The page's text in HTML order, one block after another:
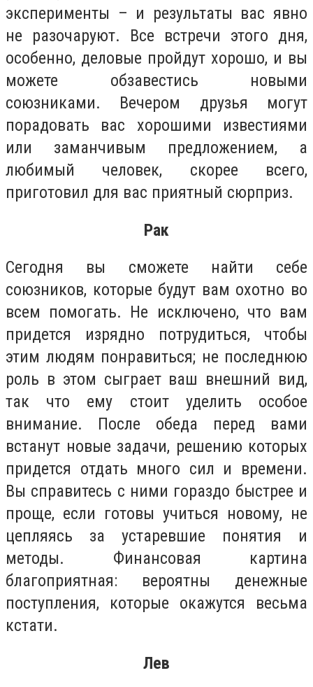
эксперименты – и результаты вас явно
не разочаруют. Все встречи этого дня,
особенно, деловые пройдут хорошо, и вы
можете обзавестись новыми
союзниками. Вечером друзья могут
порадовать вас хорошими известиями
или заманчивым предложением, а
любимый человек, скорее всего,
приготовил для вас приятный сюрприз.
Рак
Сегодня вы сможете найти себе
союзников, которые будут вам охотно во
всем помогать. Не исключено, что вам
придется изрядно потрудиться, чтобы
этим людям понравиться; не последнюю
роль в этом сыграет ваш внешний вид,
так что ему стоит уделить особое
внимание. После обеда перед вами
встанут новые задачи, решению которых
придется отдать много сил и времени.
Вы справитесь с ними гораздо быстрее и
проще, если готовы учиться новому, не
цепляясь за устаревшие понятия и
методы. Финансовая картина
благоприятная: вероятны денежные
поступления, которые окажутся весьма
кстати.
Лев